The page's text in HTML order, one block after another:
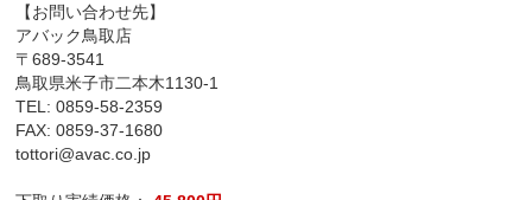
【お問い合わせ先】
アバック鳥取店
〒689-3541
鳥取県米子市二本木1130-1
TEL: 0859-58-2359
FAX: 0859-37-1680
tottori@avac.co.jp